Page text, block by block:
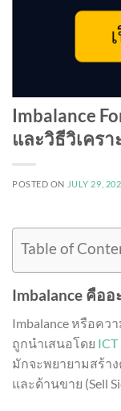
Imbalance
และวิธีวิเครา
POSTED ON JULY 29,
Table of
Imbalance คืออ
Imbalance หรือค
ถูกนำเสนอโดย ICT
มักจะพยายามสร้า
และด้านขาย (Sell